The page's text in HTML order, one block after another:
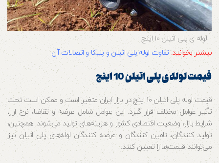
لوله ی پلی اتیلن 10 اینچ
بیشتر بخوانید: تفاوت لوله پلی اتیلن و پلیکا و اتصالات آن
قیمت لوله ی پلی اتیلن 10 اینچ
قیمت لوله پلی اتیلن 10 اینچ در بازار ایران متغیر است و ممکن است تحت
تأثیر عوامل مختلف قرار گیرد. این عوامل شامل عرضه و تقاضا، نرخ ارز،
شرایط بازار، وضعیت اقتصادی کشور و هزینه‌های تولید می‌شوند. همچنین،
تولید کنندگان، تامین کنندگان و عرضه کنندگان لوله‌های پلی اتیلن نیز
می‌توانند قیمت‌ها را تعیین کنند.